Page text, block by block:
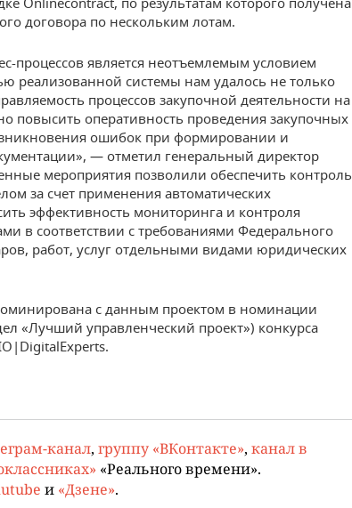
договора по нескольким лотам.
процессов является неотъемлемым условием
реализованной системы нам удалось не только
процессов закупочной деятельности на
повысить оперативность проведения закупочных
ошибок при формировании и
— отметил генеральный директор
мероприятия позволили обеспечить контроль
за счет применения автоматических
эффективность мониторинга и контроля
в соответствии с требованиями Федерального
работ, услуг отдельными видами юридических
с данным проектом в номинации
«Лучший управленческий проект») конкурса
канал, группу «ВКонтакте», канал в
«Реального времени».
и «Дзене».